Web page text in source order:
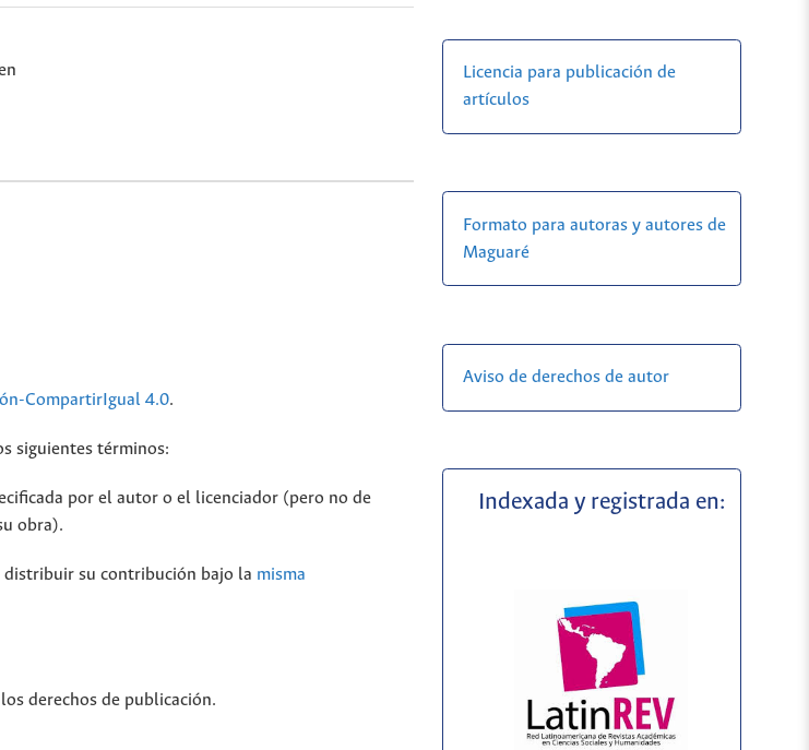
CompartirIgual 4.0.
siguientes términos:
por el autor o el licenciador (pero no de
obra).
distribuir su contribución bajo la misma
derechos de publicación.
Licencia para publicación de
artículos
Formato para autoras y autores de
Maguaré
Aviso de derechos de autor
Indexada y registrada en: